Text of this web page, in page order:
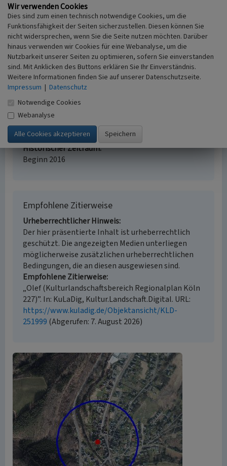
Olef (Kulturlandschaftsbereich Regionalplan
Köln 227)
Schlagwörter
Kulturlandschaftsbereich Dorf
Fachsicht(en)
Kulturlandschaftspflege, Denkmalpflege,
Landeskunde, Raumplanung
Erfassungsmaßstab
i.d.R. 1:25.000 (kleiner als 1:20.000)
Erfassungsmethode
Literaturauswertung
Historischer Zeitraum
Beginn 2016
Empfohlene Zitierweise
Urheberrechtlicher Hinweis
Der hier präsentierte Inhalt ist urheberrechtlich
geschützt. Die angezeigten Medien unterliegen
möglicherweise zusätzlichen urheberrechtlichen
Bedingungen, die an diesen ausgewiesen sind.
Empfohlene Zitierweise
„Olef (Kulturlandschaftsbereich Regionalplan Köln
227)”. In: KuLaDig, Kultur.Landschaft.Digital. URL:
https://www.kuladig.de/Objektansicht/KLD-
251999 (Abgerufen: 7. August 2026)
Wir verwenden Cookies
Dies sind zum einen technisch notwendige Cookies, um die
Funktionsfähigkeit der Seiten sicherzustellen. Diesen können Sie
nicht widersprechen, wenn Sie die Seite nutzen möchten. Darüber
hinaus verwenden wir Cookies für eine Webanalyse, um die
Nutzbarkeit unserer Seiten zu optimieren, sofern Sie einverstanden
sind. Mit Anklicken des Buttons erklären Sie Ihr Einverständnis.
Weitere Informationen finden Sie auf unserer Datenschutzseite.
Impressum | Datenschutz
Notwendige Cookies
Webanalyse